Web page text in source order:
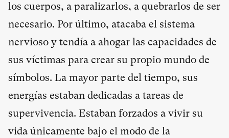
los cuerpos, a paralizarlos, a quebrarlos de ser
necesario. Por último, atacaba el sistema
nervioso y tendía a ahogar las capacidades de
sus víctimas para crear su propio mundo de
símbolos. La mayor parte del tiempo, sus
energías estaban dedicadas a tareas de
supervivencia. Estaban forzados a vivir su
vida únicamente bajo el modo de la